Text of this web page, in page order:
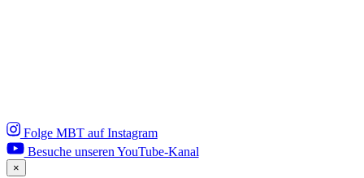
Folge MBT auf Instagram
Besuche unseren YouTube-Kanal
×